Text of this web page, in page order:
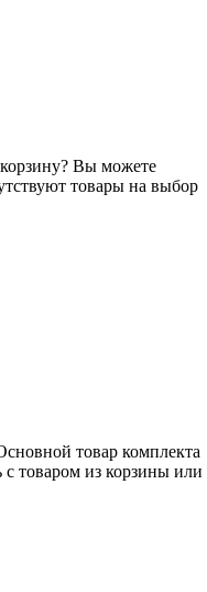
Вы можете
товары на выбор
товар комплекта
товаром из корзины или